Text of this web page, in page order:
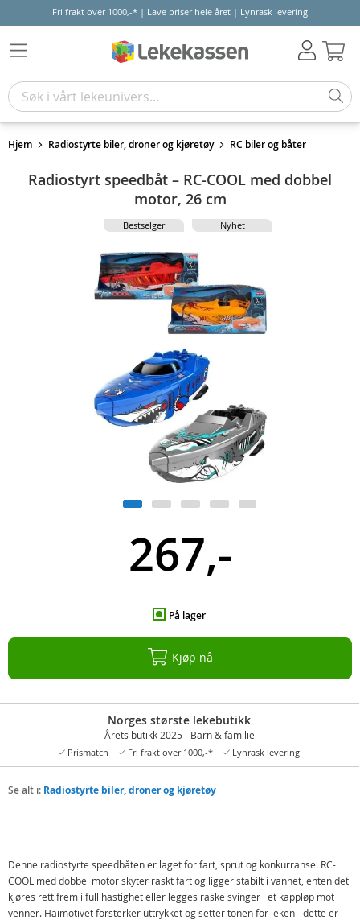
Fri frakt over 1000,-* | Lave priser hele året | Lynrask levering
Hjem Radiostyrte biler, droner og kjøretøy RC biler og båter
Radiostyrt speedbåt – RC-COOL med dobbel
motor, 26 cm
Bestselger Nyhet
267,-
På lager
Kjøp nå
Norges største lekebutikk
Årets butikk 2025 - Barn & familie
Prismatch Fri frakt over 1000,-* Lynrask levering
Se alt i: Radiostyrte biler, droner og kjøretøy
Denne radiostyrte speedbåten er laget for fart, sprut og konkurranse. RC-
COOL med dobbel motor skyter raskt fart og ligger stabilt i vannet, enten det
kjøres rett frem i full hastighet eller legges raske svinger i et kappløp mot
venner. Haimotivet forsterker uttrykket og setter tonen for leken - dette er